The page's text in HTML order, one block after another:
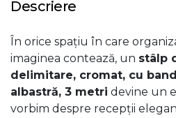
Descriere
În orice spațiu în care
imaginea contează, un stâlp
delimitare, cromat, cu
albastră, 3 metri devine un
vorbim despre recepții